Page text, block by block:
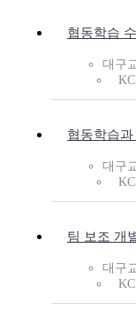
협동학습
대구
협동학습
대구
팀 보조 개
대구